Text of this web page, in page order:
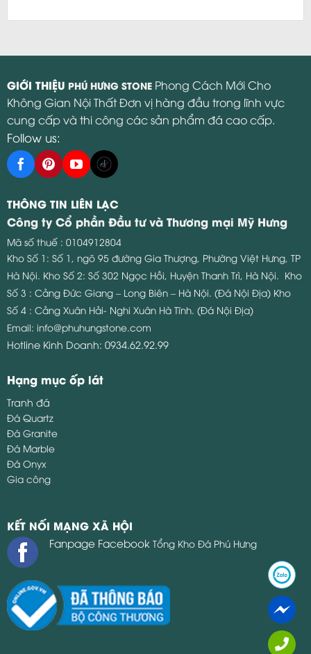
GIỚI THIỆU PHÚ HƯNG STONE Phong Cách Mới Cho
Không Gian Nội Thất Đơn vị hàng đầu trong lĩnh vực
cung cấp và thi công các sản phẩm đá cao cấp.
Follow us:
THÔNG TIN LIÊN LẠC
Công ty Cổ phần Đầu tư và Thương mại Mỹ Hưng
Mã số thuế : 0104912804
Kho Số 1: Số 1, ngõ 95 đường Gia Thượng, Phường Việt Hưng, TP
Hà Nội. Kho Số 2: Số 302 Ngọc Hồi, Huyện Thanh Trì, Hà Nội. Kho
Số 3 : Cảng Đức Giang – Long Biên – Hà Nội. (Đá Nội Địa) Kho
Số 4 : Cảng Xuân Hải- Nghi Xuân Hà Tĩnh. (Đá Nội Địa)
Email: info@phuhungstone.com
Hotline Kinh Doanh: 0934.62.92.99
Hạng mục ốp lát
Tranh đá
Đá Quartz
Đá Granite
Đá Marble
Đá Onyx
Gia công
KẾT NỐI MẠNG XÃ HỘI
Fanpage Facebook Tổng Kho Đá Phú Hưng